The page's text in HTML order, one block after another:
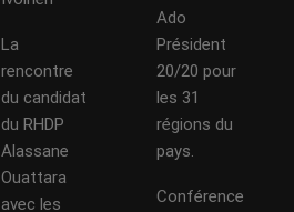
La
rencontre
du candidat
du RHDP
Alassane
Ouattara
avec les
Ado
Président
20/20 pour
les 31
régions du
pays.
Conférence